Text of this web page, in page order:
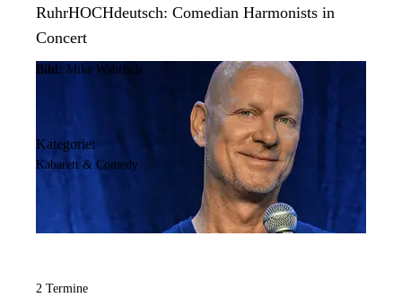
RuhrHOCHdeutsch: Comedian Harmonists in
Concert
Bild: Mike Wahrlich
Kategorie:
Kabarett & Comedy
2 Termine